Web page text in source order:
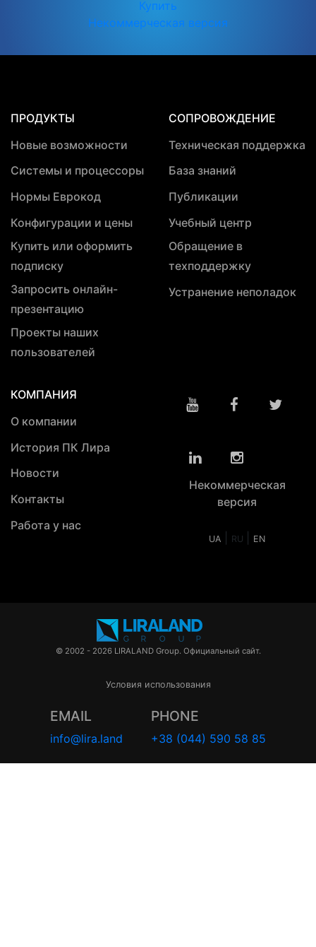
Купить
Некоммерческая версия
ПРОДУКТЫ
Новые возможности
Системы и процессоры
Нормы Еврокод
Конфигурации и цены
Купить или оформить
подписку
Запросить онлайн-
презентацию
Проекты наших
пользователей
СОПРОВОЖДЕНИЕ
Техническая поддержка
База знаний
Публикации
Учебный центр
Обращение в
техподдержку
Устранение неполадок
КОМПАНИЯ
О компании
История ПК Лира
Новости
Контакты
Работа у нас
Некоммерческая
версия
UA RU EN
© 2002 - 2026 LIRALAND Group. Официальный сайт.
Условия использования
EMAIL
info@lira.land
PHONE
+38 (044) 590 58 85